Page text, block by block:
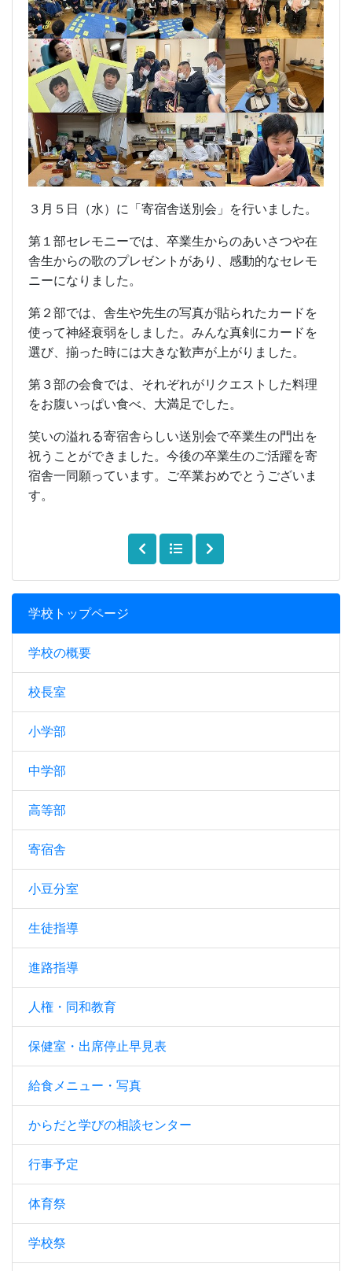
学校トップページ
学校の概要
校長室
小学部
中学部
高等部
寄宿舎
小豆分室
生徒指導
進路指導
人権・同和教育
保健室・出席停止早見表
給食メニュー・写真
からだと学びの相談センター
行事予定
体育祭
学校祭
３月５日（水）に「寄宿舎送別会」を行いました。
第１部セレモニーでは、卒業生からのあいさつや在
舎生からの歌のプレゼントがあり、感動的なセレモ
ニーになりました。
第２部では、舎生や先生の写真が貼られたカードを
使って神経衰弱をしました。みんな真剣にカードを
選び、揃った時には大きな歓声が上がりました。
第３部の会食では、それぞれがリクエストした料理
をお腹いっぱい食べ、大満足でした。
笑いの溢れる寄宿舎らしい送別会で卒業生の門出を
祝うことができました。今後の卒業生のご活躍を寄
宿舎一同願っています。ご卒業おめでとうございま
す。